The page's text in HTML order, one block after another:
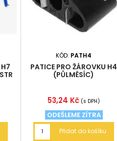
KÓD: PATH4
PATICE PRO ŽÁROVKU H4
(PŮLMĚSÍC)
Cena
53,24 Kč (s DPH)
ODEŠLEME ZÍTRA
Přidat do košíku